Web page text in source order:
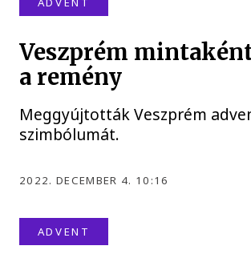
Veszprém
a remény
Meggyújtották Veszprém
szimbólumát.
2022. DECEMBER 4. 10:16
ADVENT